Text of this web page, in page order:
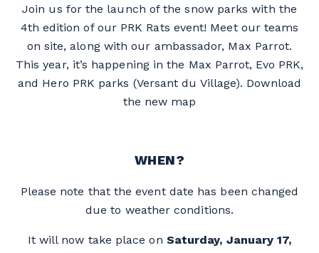
Join us for the launch of the snow parks with the
4th edition of our PRK Rats event! Meet our teams
on site, along with our ambassador, Max Parrot.
This year, it’s happening in the Max Parrot, Evo PRK,
and Hero PRK parks (Versant du Village). Download
the new map
WHEN?
Please note that the event date has been changed
due to weather conditions.
It will now take place on Saturday, January 17,